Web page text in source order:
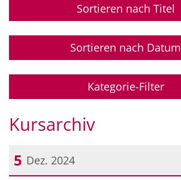
Sortieren nach Titel
Sortieren nach Datum
Kategorie-Filter
Kursarchiv
5 Dez. 2024